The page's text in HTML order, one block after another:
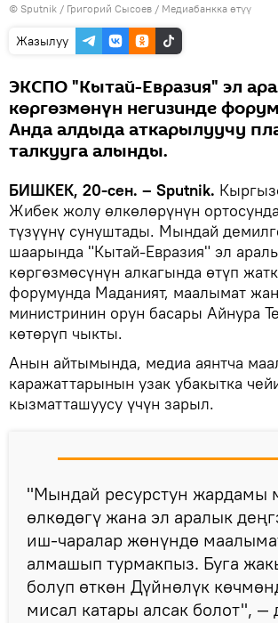
© Sputnik / Григорий Сысоев / Медиабанкка өтүү
Жазылуу
ЭКСПО "Кытай-Евразия" эл
көргөзмөнүн негизинде
Анда алдыда аткарылуучу
талкууга алынды.
БИШКЕК, 20-сен. – Sputnik.
Жибек жолу өлкөлөрүнүн
түзүүнү сунуштады. Мындай
шаарында "Кытай-Евразия" эл
көргөзмөсүнүн алкагында өтүп
форумунда Маданият, маалымат
министринин орун басары Айнура
көтөрүп чыкты.
Анын айтымында, медиа аянтча
каражаттарынын узак убакытка
кызматташуусу үчүн зарыл.
"Мындай ресурстун жардамы
өлкөдөгү жана эл аралык
иш-чаралар жөнүндө
алмашып турмакпыз. Буга
болуп өткөн Дүйнөлүк
мисал катары алсак болот", —